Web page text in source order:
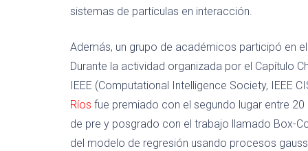
sistemas de partículas en interacción.
Además, un grupo de académicos participó en
Durante la actividad organizada por el Capítulo
IEEE (Computational Intelligence Society, IEEE
Ríos fue premiado con el segundo lugar entre
de pre y posgrado con el trabajo llamado Box-
del modelo de regresión usando procesos